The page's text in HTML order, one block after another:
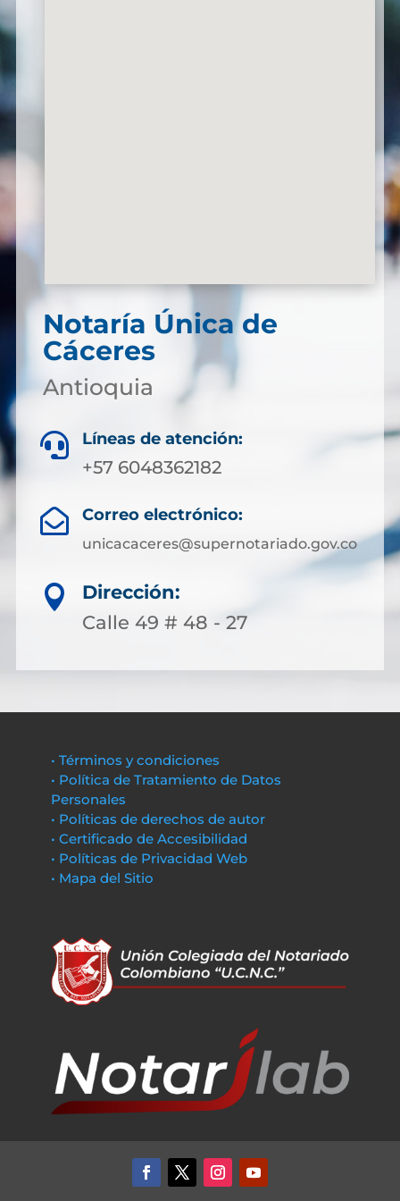
Notaría Única de
Cáceres
Antioquia
 Líneas de atención:
+57 6048362182
 Correo electrónico:
unicacaceres@supernotariado.gov.co

Dirección:
Calle 49 # 48 - 27
• Términos y condiciones
• Política de Tratamiento de Datos
Personales
• Políticas de derechos de autor
• Certificado de Accesibilidad
• Políticas de Privacidad Web
• Mapa del Sitio